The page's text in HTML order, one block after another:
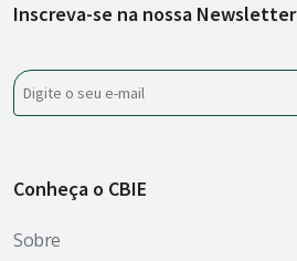
Inscreva-se na nossa Newsletter
Conheça o CBIE
Sobre